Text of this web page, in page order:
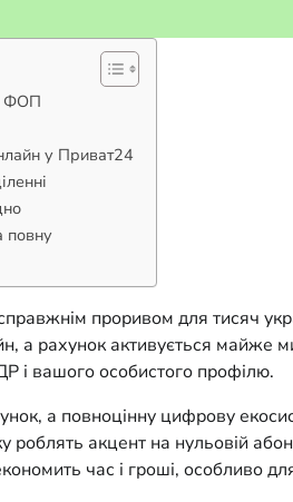
ФОП
у Приват24
повну
проривом для тисяч
а рахунок активується майже
і вашого особистого профілю.
а повноцінну цифрову
акцент на нульовій
час і гроші, особливо